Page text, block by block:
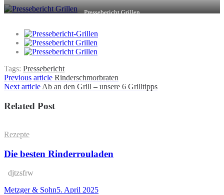
Pressebericht Grillen
Tags: Pressebericht
Beitragsnavigation
Previous article Rinderschmorbraten
Next articleAb an den Grill – unsere 6 Grilltipps
Related Post
Posted
Rezepte
Die besten Rinderrouladen
djtzsfrw
by
Metzger & SohnPosted
5. April 2025